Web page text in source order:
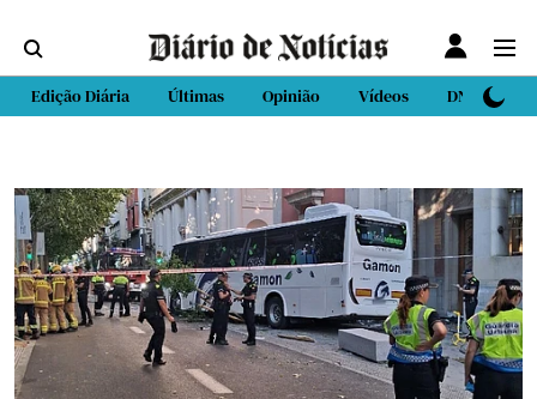
Edição Diária Últimas Opinião Vídeos DN Sport